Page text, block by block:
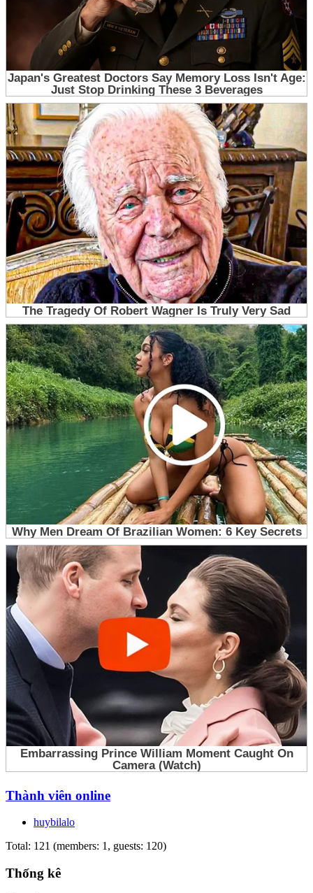
Thành viên online
huybilalo
Total: 121 (members: 1, guests: 120)
Thống kê